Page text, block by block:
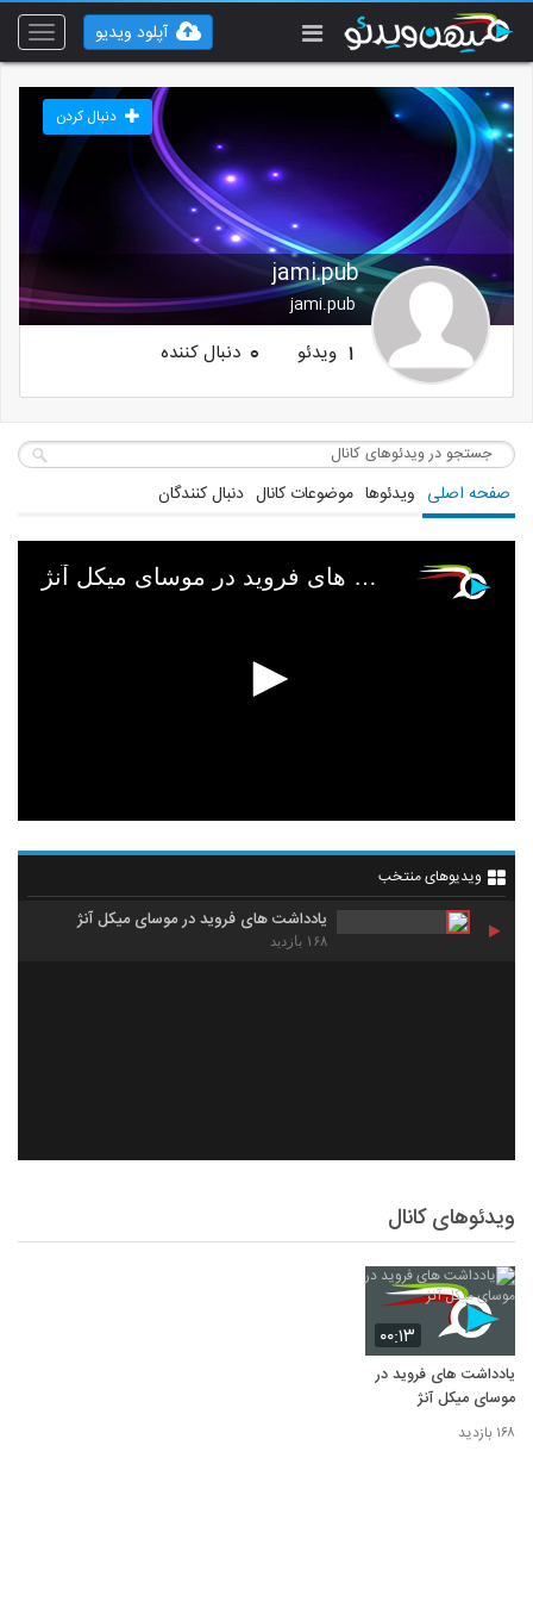
Toggle
آپلود ویدیو
jami.pub
jami.pub
دنبال کردن
1 ویدئو 0 دنبال کننده
صفحه اصلی ویدئوها موضوعات کانال دنبال کنندگان
یادداشت های فروید در موسای میکل آنژ
ویدیوهای منتخب
یادداشت های فروید در موسای میکل آنژ
۱۶۸ بازدید
ویدئوهای کانال
۰۰:۱۳
یادداشت های فروید در
موسای میکل آنژ
۱۶۸ بازدید